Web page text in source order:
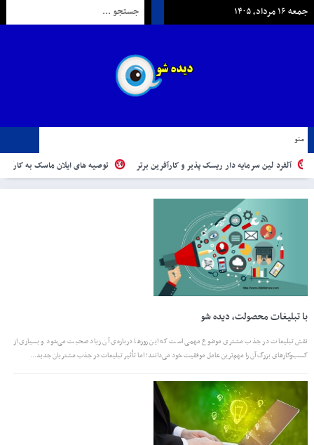
جمعه ۱۶ مرداد, ۱۴۰۵
منو
سرمایه دار ریسک پذیر و کارآفرین برتر توصیه های ایلان ماسک به کارآفرینان
با تبلیغات محصولت، دیده شو
نقش تبلیغات در جذب مشتری موضوع مهمی است که این روزها درباره‌ی آن زیاد صحبت می‌شود و بسیاری از
کسب‌وکارهای بزرگ آن را مهم‌ترین عامل موفقیت خود می‌دانند؛ اما تأثیر تبلیغات در جذب مشتریان جدید...